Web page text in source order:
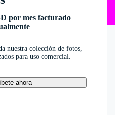
por mes facturado
nuestra colección de fotos,
para uso comercial.
ahora